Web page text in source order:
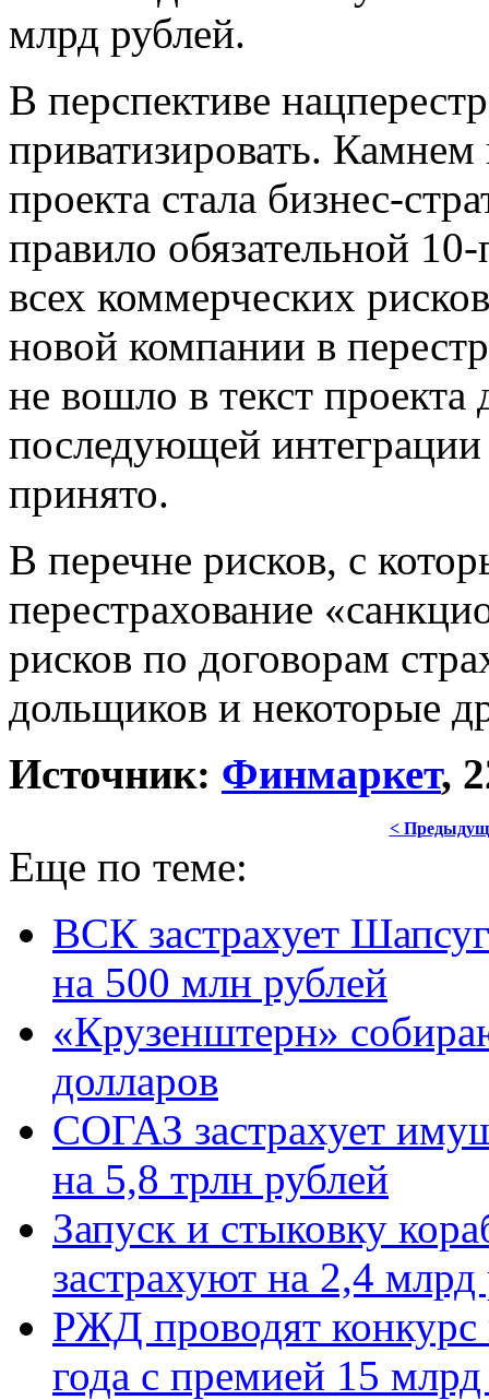
млрд рублей.
В перспективе
приватизировать.
проекта стала бизнес-
правило обязательной
всех коммерческих
новой компании в
не вошло в текст
последующей интеграции
принято.
В перечне рисков, с
перестрахование
рисков по договорам
дольщиков и некоторые
Источник: Финмаркет,
<
Еще по теме:
ВСК застрахует
на 500 млн рублей
«Крузенштерн»
долларов
СОГАЗ застрахует
на 5,8 трлн рублей
Запуск и стыковку
застрахуют на 2,4 млрд
РЖД проводят
года с премией 15